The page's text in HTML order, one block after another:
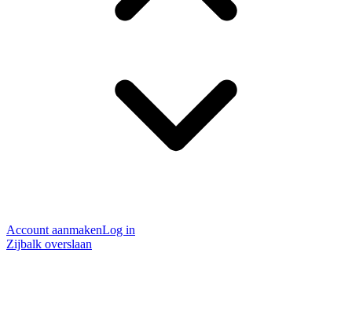
Account aanmakenLog in
Zijbalk overslaan